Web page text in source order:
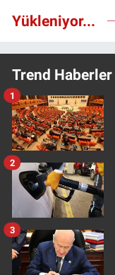
Yükleniyor...
Trend Haberler
1
2
3